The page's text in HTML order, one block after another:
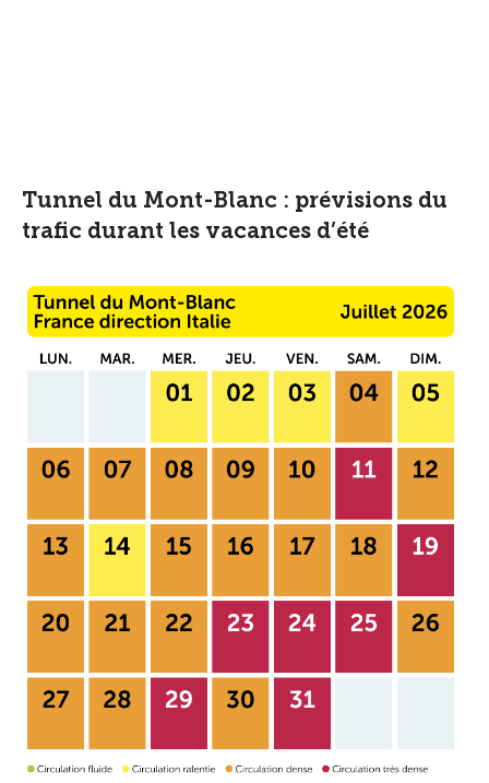
Tunnel du Mont-Blanc : prévisions du
trafic durant les vacances d’été